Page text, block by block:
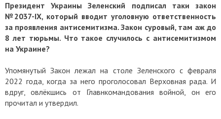
Президент Украины Зеленский подписал таки закон
№2037-ІХ, который вводит уголовную ответственность
за проявления антисемитизма. Закон суровый, там аж до
8 лет тюрьмы. Что такое случилось с антисемитизмом
на Украине?
Упомянутый Закон лежал на столе Зеленского с февраля
2022 года, когда за него проголосовал Верховная рада. И
вдруг, овлёкшись от Главнкомандования войной, он его
прочитал и утвердил.